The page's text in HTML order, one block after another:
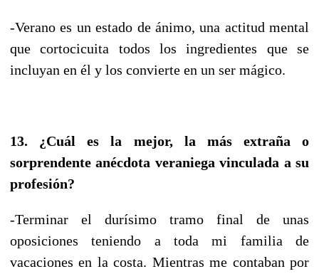
-Verano es un estado de ánimo, una actitud mental
que cortocicuita todos los ingredientes que se
incluyan en él y los convierte en un ser mágico.
13. ¿Cuál es la mejor, la más extraña o
sorprendente anécdota veraniega vinculada a su
profesión?
-Terminar el durísimo tramo final de unas
oposiciones teniendo a toda mi familia de
vacaciones en la costa. Mientras me contaban por